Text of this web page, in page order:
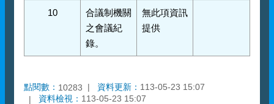
10
合議制機關
之會議紀
錄。
無此項資訊
提供
點閱數： 10283 資料更新： 113-05-23 15:07
資料檢視： 113-05-23 15:07